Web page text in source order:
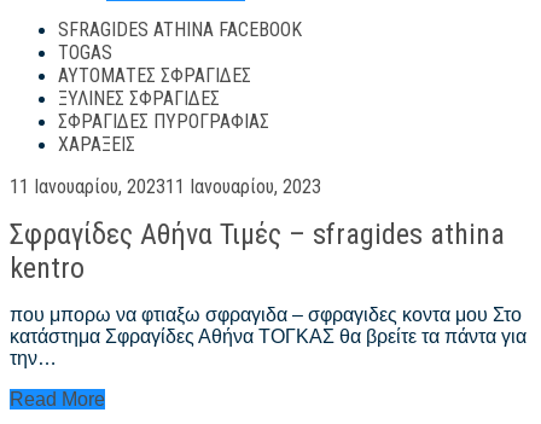
SFRAGIDES ATHINA FACEBOOK
TOGAS
ΑΥΤΌΜΑΤΕΣ ΣΦΡΑΓΊΔΕΣ
ΞΎΛΙΝΕΣ ΣΦΡΑΓΊΔΕΣ
ΣΦΡΑΓΊΔΕΣ ΠΥΡΟΓΡΑΦΊΑΣ
ΧΑΡΆΞΕΙΣ
Posted
11 Ιανουαρίου, 202311 Ιανουαρίου, 2023
Σφραγίδες Αθήνα Τιμές – sfragides athina
kentro
που μπορω να φτιαξω σφραγιδα – σφραγιδες κοντα μου Στο
κατάστημα Σφραγίδες Αθήνα ΤΟΓΚΑΣ θα βρείτε τα πάντα για
την…
Σφραγίδες
Read More